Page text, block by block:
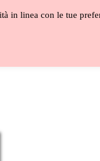
in linea con le tue